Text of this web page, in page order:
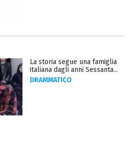
La storia segue una famiglia
italiana dagli anni Sessanta...
DRAMMATICO